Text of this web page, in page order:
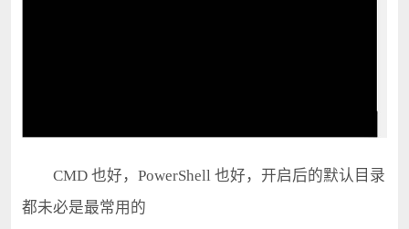
CMD 也好，PowerShell 也好，开启后的默认目录
都未必是最常用的